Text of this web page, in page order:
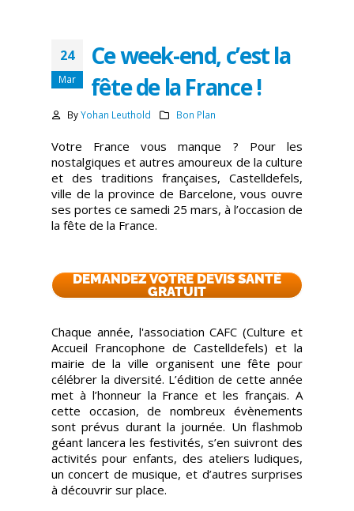
24
Mar
Ce week-end, c’est la
fête de la France !
By Yohan Leuthold Bon Plan
Votre France vous manque ? Pour les
nostalgiques et autres amoureux de la culture
et des traditions françaises, Castelldefels,
ville de la province de Barcelone, vous ouvre
ses portes ce samedi 25 mars, à l’occasion de
la fête de la France.
DEMANDEZ VOTRE DEVIS SANTÉ
GRATUIT
Chaque année, l'association CAFC (Culture et
Accueil Francophone de Castelldefels) et la
mairie de la ville organisent une fête pour
célébrer la diversité. L’édition de cette année
met à l’honneur la France et les français. A
cette occasion, de nombreux évènements
sont prévus durant la journée. Un flashmob
géant lancera les festivités, s’en suivront des
activités pour enfants, des ateliers ludiques,
un concert de musique, et d’autres surprises
à découvrir sur place.